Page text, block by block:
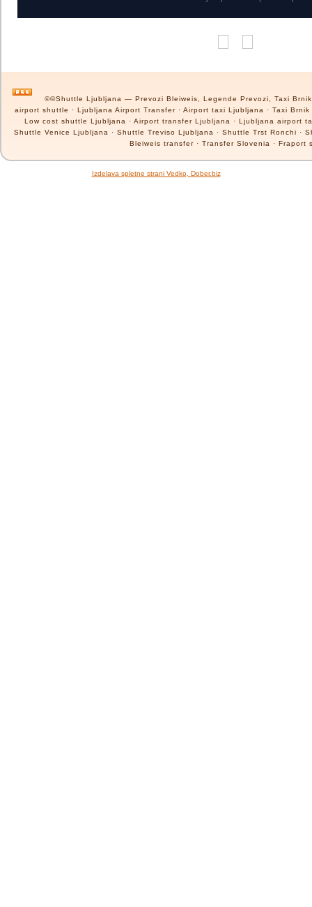
©©Shuttle Ljubljana — Prevozi Bleiweis, Legende Prevozi, Taxi
airport shuttle · Ljubljana Airport Transfer · Airport taxi Ljubljana · Taxi
Low cost shuttle Ljubljana · Airport transfer Ljubljana · Ljubljana airport
Shuttle Venice Ljubljana · Shuttle Treviso Ljubljana · Shuttle Trst Ronchi
Bleiweis transfer · Transfer Slovenia ·
Izdelava spletne strani Vedko, Dober.biz